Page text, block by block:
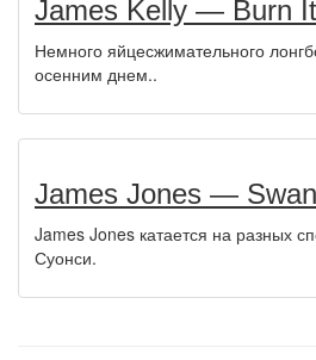
James Kelly — Burn
Немного яйцесжимательного
осенним днем..
James Jones —
James Jones катается на разных
Суонси.